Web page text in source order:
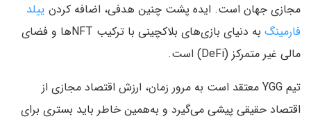
مجازی جهان است. ایده پشت چنین هدفی، اضافه کردن ییلد
فارمینگ
به دنیای بازی‌های بلاکچینی با ترکیب NFTها و فضای
مالی غیر متمرکز (DeFi) است.
تیم YGG معتقد است به مرور زمان، ارزش اقتصاد مجازی از
اقتصاد حقیقی پیشی می‌گیرد و به‌همین خاطر باید بستری برای